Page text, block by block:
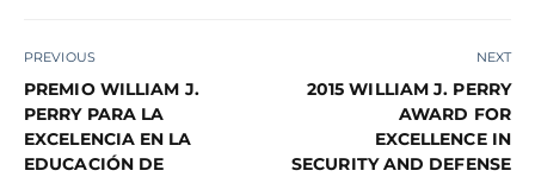
PREVIOUS
PREMIO WILLIAM J.
PERRY PARA LA
EXCELENCIA EN LA
EDUCACIÓN DE
NEXT
2015 WILLIAM J. PERRY
AWARD FOR
EXCELLENCE IN
SECURITY AND DEFENSE